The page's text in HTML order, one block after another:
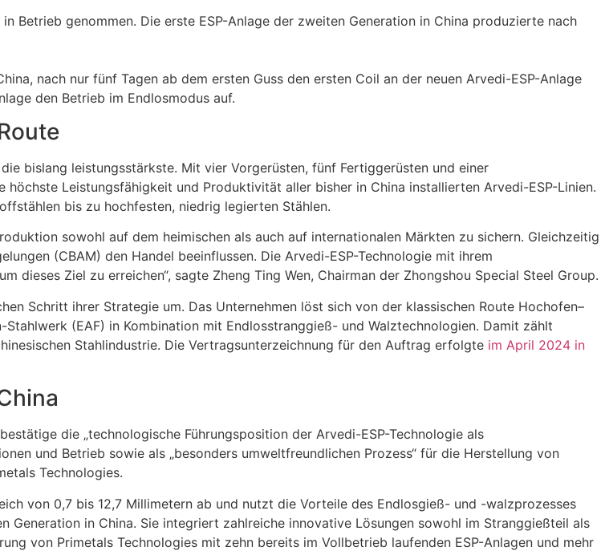
Betrieb genommen. Die erste ESP-Anlage der zweiten Generation in China produzierte nach
nach nur fünf Tagen ab dem ersten Guss den ersten Coil an der neuen Arvedi-ESP-Anlage
den Betrieb im Endlosmodus auf.
bislang leistungsstärkste. Mit vier Vorgerüsten, fünf Fertiggerüsten und einer
Leistungsfähigkeit und Produktivität aller bisher in China installierten Arvedi-ESP-Linien.
bis zu hochfesten, niedrig legierten Stählen.
sowohl auf dem heimischen als auch auf internationalen Märkten zu sichern. Gleichzeitig
(CBAM) den Handel beeinflussen. Die Arvedi-ESP-Technologie mit ihrem
dieses Ziel zu erreichen“, sagte Zheng Ting Wen, Chairman der Zhongshou Special Steel Group.
Schritt ihrer Strategie um. Das Unternehmen löst sich von der klassischen Route Hochofen–
(EAF) in Kombination mit Endlosstranggieß- und Walztechnologien. Damit zählt
Stahlindustrie. Die Vertragsunterzeichnung für den Auftrag erfolgte im April 2024 in
die „technologische Führungsposition der Arvedi-ESP-Technologie als
und Betrieb sowie als „besonders umweltfreundlichen Prozess“ für die Herstellung von
Technologies.
von 0,7 bis 12,7 Millimetern ab und nutzt die Vorteile des Endlosgieß- und -walzprozesses
Generation in China. Sie integriert zahlreiche innovative Lösungen sowohl im Stranggießteil als
von Primetals Technologies mit zehn bereits im Vollbetrieb laufenden ESP-Anlagen und mehr